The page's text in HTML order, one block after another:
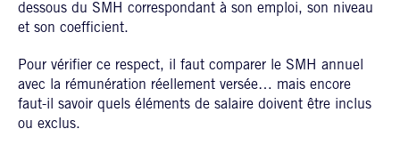
dessous du SMH correspondant à son emploi, son niveau
et son coefficient.
Pour vérifier ce respect, il faut comparer le SMH annuel
avec la rémunération réellement versée… mais encore
faut-il savoir quels éléments de salaire doivent être inclus
ou exclus.